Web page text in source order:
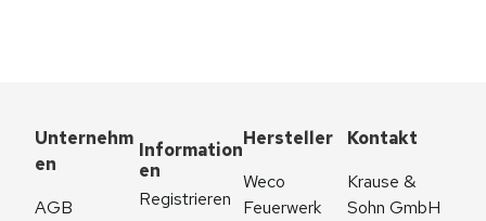
Unternehm
en
AGB
Information
en
Registrieren
Hersteller
Weco
Feuerwerk
Kontakt
Krause &
Sohn GmbH